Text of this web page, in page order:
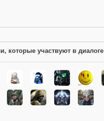
которые участвуют в диалоге